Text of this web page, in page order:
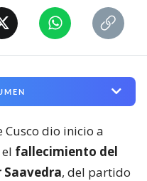
Cusco dio inicio a
fallecimiento del
, del partido